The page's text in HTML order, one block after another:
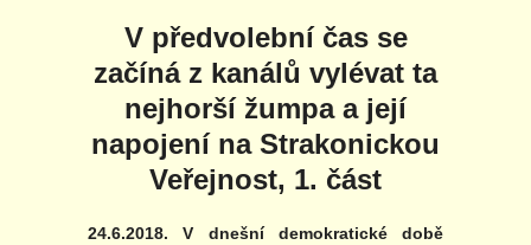
V předvolební čas se
začíná z kanálů vylévat ta
nejhorší žumpa a její
napojení na Strakonickou
Veřejnost, 1. část
24.6.2018. V dnešní demokratické době